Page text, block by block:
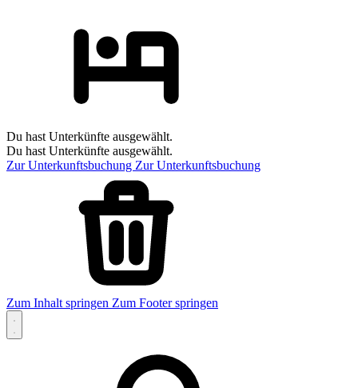
Du hast Unterkünfte ausgewählt.
Du hast Unterkünfte ausgewählt.
Zur Unterkunftsbuchung Zur Unterkunftsbuchung
Zum Inhalt springen Zum Footer springen